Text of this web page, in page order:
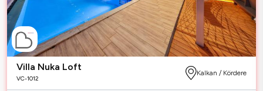
Villa Nuka Loft
VC-1012
Kalkan / Kördere